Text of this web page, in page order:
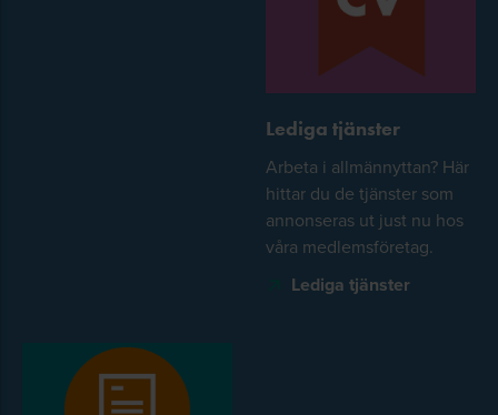
Lediga tjänster
Arbeta i allmännyttan? Här
hittar du de tjänster som
annonseras ut just nu hos
våra medlemsföretag.
Lediga tjänster